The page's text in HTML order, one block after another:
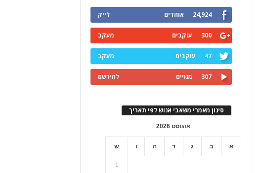
24,924 אוהדים לייק
300 עוקבים מעקב
47 עוקבים מעקב
307 מנויים להירשם
סינון מאמרי משאבי אנוש לפי תאריך
אוגוסט 2026
א ב ג ד ה ו ש
1